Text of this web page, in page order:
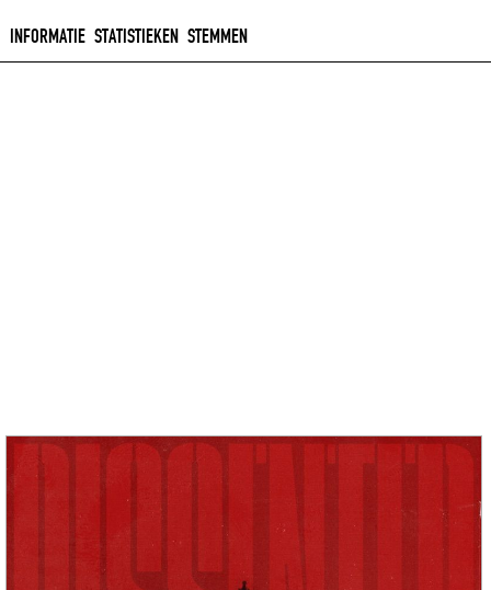
INFORMATIE STATISTIEKEN STEMMEN